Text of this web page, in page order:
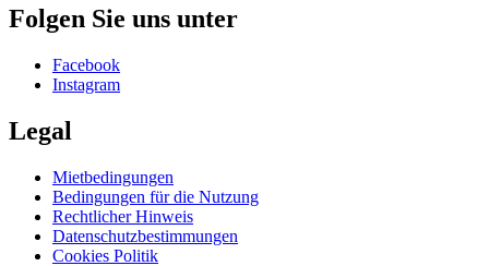
Folgen Sie uns unter
Facebook
Instagram
Legal
Mietbedingungen
Bedingungen für die Nutzung
Rechtlicher Hinweis
Datenschutzbestimmungen
Cookies Politik